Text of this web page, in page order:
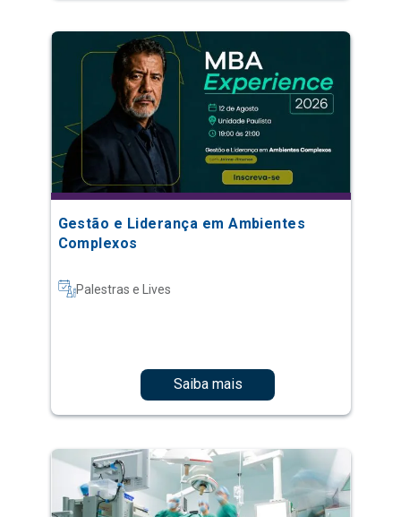
Gestão e Liderança em Ambientes
Complexos
Palestras e Lives
Saiba mais